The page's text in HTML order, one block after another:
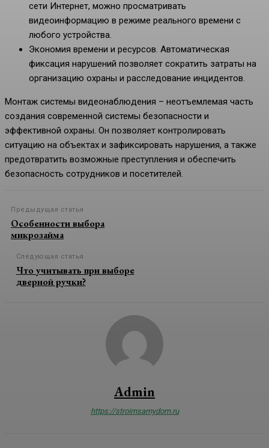
сети Интернет, можно просматривать
видеоинформацию в режиме реального времени с
любого устройства.
Экономия времени и ресурсов. Автоматическая
фиксация нарушений позволяет сократить затраты на
организацию охраны и расследование инцидентов.
Монтаж системы видеонаблюдения – неотъемлемая часть
создания современной системы безопасности и
эффективной охраны. Он позволяет контролировать
ситуацию на объектах и зафиксировать нарушения, а также
предотвратить возможные преступления и обеспечить
безопасность сотрудников и посетителей.
Предыдущая статья
Особенности выбора
микрозайма
Следующая статья
Что учитывать при выборе
дверной ручки?
Admin
https://stroimsamydom.ru